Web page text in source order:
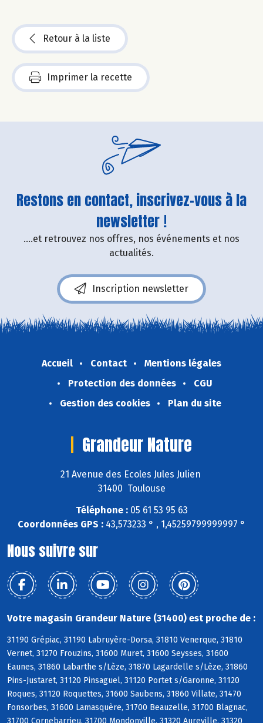
Retour à la liste
Imprimer la recette
Restons en contact, inscrivez-vous à la
newsletter !
....et retrouvez nos offres, nos événements et nos
actualités.
Inscription newsletter
Accueil Contact
Mentions légales
Protection des données
CGU
Gestion des cookies
Plan du site
Grandeur Nature
21 Avenue des Ecoles Jules Julien
31400 Toulouse
Téléphone :05 61 53 95 63
Coordonnées GPS : 43,573233 ° , 1,45259799999997 °
Nous suivre sur
Votre magasin Grandeur Nature (31400) est proche de :
31190 Grépiac, 31190 Labruyère-Dorsa, 31810 Venerque, 31810
Vernet, 31270 Frouzins, 31600 Muret, 31600 Seysses, 31600
Eaunes, 31860 Labarthe s/Lèze, 31870 Lagardelle s/Lèze, 31860
Pins-Justaret, 31120 Pinsaguel, 31120 Portet s/Garonne, 31120
Roques, 31120 Roquettes, 31600 Saubens, 31860 Villate, 31470
Fonsorbes, 31600 Lamasquère, 31700 Beauzelle, 31700 Blagnac,
31700 Cornebarrieu, 31700 Mondonville, 31320 Aureville, 31320